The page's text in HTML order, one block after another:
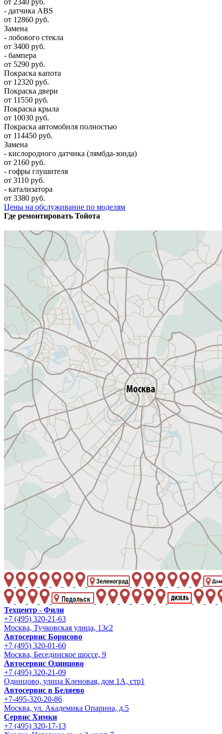
- датчика ABS
от 12860 руб.
Замена
- лобового стекла
от 3400 руб.
- бампера
от 5290 руб.
Покраска капота
от 12320 руб.
Покраска двери
от 11550 руб.
Покраска крыла
от 10030 руб.
Покраска автомобиля полностью
от 114450 руб.
Замена
- кислородного датчика (лямбда-зонда)
от 2160 руб.
- гофры глушителя
от 3110 руб.
- катализатора
от 3380 руб.
Цены на обслуживание по моделям
Где ремонтировать Тойота
Техцентр - Фили
+7 (495) 320-21-63
Москва, Тучковская улица, 13с2
Автосервис Борисово
+7 (495) 320-01-60
Москва, Бесединское шоссе, 9
Автосервис Одинцово
+7 (495) 320-21-09
Одинцово, улица Кленовая, дом 1А, стр1
Автосервис в Беляево
+7-495-320-20-86
Москва, ул. Академика Опарина, д.5
Сервис Химки
+7 (495) 320-17-13